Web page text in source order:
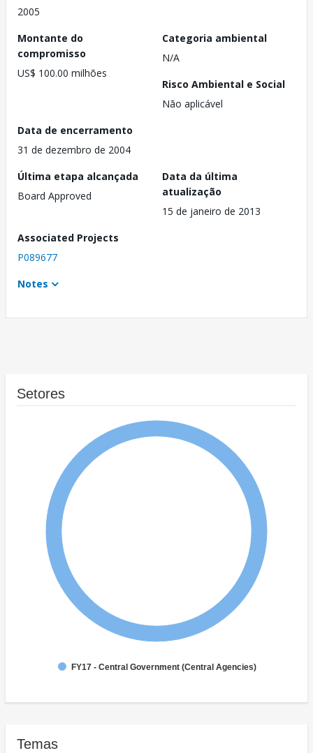
2005
Montante do
compromisso
US$ 100.00 milhões
Categoria ambiental
N/A
Risco Ambiental e Social
Não aplicável
Data de encerramento
31 de dezembro de 2004
Última etapa alcançada
Board Approved
Data da última
atualização
15 de janeiro de 2013
Associated Projects
P089677
Notes
Setores
FY17 - Central Government (Central Agencies)
Temas